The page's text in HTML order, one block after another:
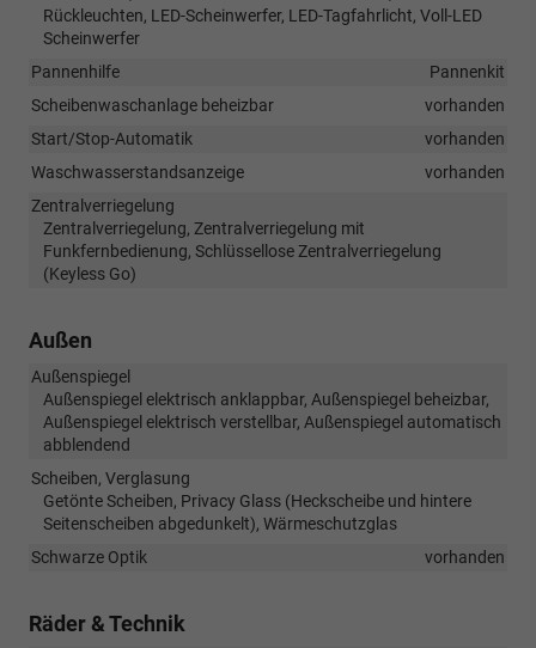
Rückleuchten, LED-Scheinwerfer, LED-Tagfahrlicht, Voll-LED
Scheinwerfer
Pannenhilfe
Pannenkit
Scheibenwaschanlage beheizbar
vorhanden
Start/Stop-Automatik
vorhanden
Waschwasserstandsanzeige
vorhanden
Zentralverriegelung
Zentralverriegelung, Zentralverriegelung mit
Funkfernbedienung, Schlüssellose Zentralverriegelung
(Keyless Go)
Außen
Außenspiegel
Außenspiegel elektrisch anklappbar, Außenspiegel beheizbar,
Außenspiegel elektrisch verstellbar, Außenspiegel automatisch
abblendend
Scheiben, Verglasung
Getönte Scheiben, Privacy Glass (Heckscheibe und hintere
Seitenscheiben abgedunkelt), Wärmeschutzglas
Schwarze Optik
vorhanden
Räder & Technik